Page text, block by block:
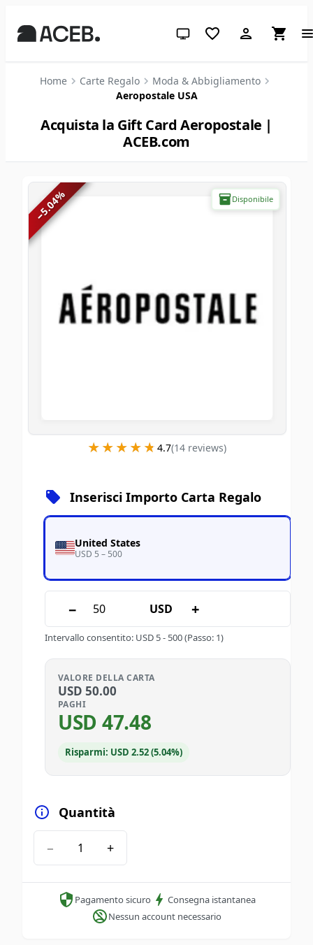
Tema di sistema (clicca per
Home Carte Regalo
Moda & Abbigliamento
Aeropostale USA
Acquista la Gift Card Aeropostale |
ACEB.com
Disponibile
−
5.04
%
★★★★★
★★★★★ 4.7(14reviews)
Inserisci Importo Carta Regalo
United States
USD 5 – 500
− USD +
Intervallo consentito: USD 5- 500(Passo: 1)
VALORE DELLA CARTA
USD 50.00
PAGHI
USD 47.48
Risparmi: USD 2.52 (5.04%)
Quantità
− +
Pagamento sicuro
Consegna istantanea
Nessun account necessario